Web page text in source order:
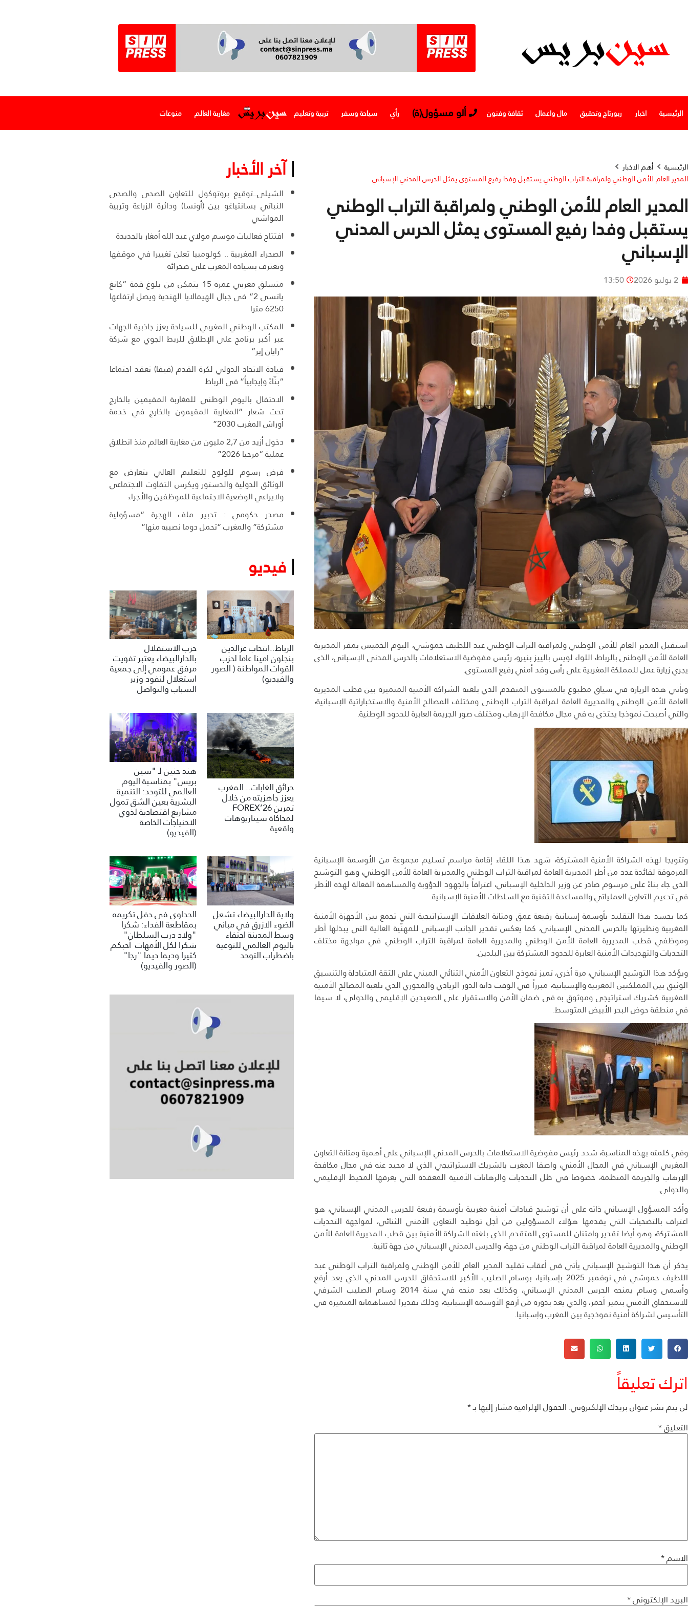
الرئيسية اخبار ربورتاج وتحقيق مال واعمال ثقافة وفنون ألو مسؤول(ة) رأي سياحة وسفر تربية وتعليم مغاربة العالم منوعات
الرئيسية
أهم الاخبار
المدير العام للأمن الوطني ولمراقبة التراب الوطني يستقبل وفدا رفيع المستوى يمثل الحرس المدني الإسباني
المدير العام للأمن الوطني ولمراقبة التراب الوطني
يستقبل وفدا رفيع المستوى يمثل الحرس المدني
الإسباني
2 يوليو 2026 13:50
استقبل المدير العام للأمن الوطني ولمراقبة التراب الوطني عبد اللطيف حموشي، اليوم الخميس بمقر المديرية
العامة للأمن الوطني بالرباط، اللواء لويس بالييز بنيرو، رئيس مفوضية الاستعلامات بالحرس المدني الإسباني، الذي
يجري زيارة عمل للمملكة المغربية على رأس وفد أمني رفيع المستوى.
وتأتي هذه الزيارة في سياق مطبوع بالمستوى المتقدم الذي بلغته الشراكة الأمنية المتميزة بين قطب المديرية
العامة للأمن الوطني والمديرية العامة لمراقبة التراب الوطني ومختلف المصالح الأمنية والاستخباراتية الإسبانية،
والتي أصبحت نموذجا يحتذى به في مجال مكافحة الإرهاب ومختلف صور الجريمة العابرة للحدود الوطنية.
وتتويجا لهذه الشراكة الأمنية المشتركة، شهد هذا اللقاء إقامة مراسم تسليم مجموعة من الأوسمة الإسبانية
المرموقة لفائدة عدد من أطر المديرية العامة لمراقبة التراب الوطني والمديرية العامة للأمن الوطني، وهو التوشيح
الذي جاء بناءً على مرسوم صادر عن وزير الداخلية الإسباني، اعترافاً بالجهود الدؤوبة والمساهمة الفعالة لهذه الأطر
في تدعيم التعاون العملياتي والمساعدة التقنية مع السلطات الأمنية الإسبانية.
كما يجسد هذا التقليد بأوسمة إسبانية رفيعة عمق ومتانة العلاقات الإستراتيجية التي تجمع بين الأجهزة الأمنية
المغربية ونظيرتها بالحرس المدني الإسباني، كما يعكس تقدير الجانب الإسباني للمهنّية العالية التي يبذلها أطر
وموظفي قطب المديرية العامة للأمن الوطني والمديرية العامة لمراقبة التراب الوطني في مواجهة مختلف
التحديات والتهديدات الأمنية العابرة للحدود المشتركة بين البلدين.
ويؤكد هذا التوشيح الإسباني، مرة أخرى، تميز نموذج التعاون الأمني الثنائي المبني على الثقة المتبادلة والتنسيق
الوثيق بين المملكتين المغربية والإسبانية، مبرزاً في الوقت ذاته الدور الريادي والمحوري الذي تلعبه المصالح الأمنية
المغربية كشريك استراتيجي وموثوق به في ضمان الأمن والاستقرار على الصعيدين الإقليمي والدولي، لا سيما
في منطقة حوض البحر الأبيض المتوسط.
وفي كلمته بهذه المناسبة، شدد رئيس مفوضية الاستعلامات بالحرس المدني الإسباني على أهمية ومتانة التعاون
المغربي الإسباني في المجال الأمني، واصفا المغرب بالشريك الاستراتيجي الذي لا محيد عنه في مجال مكافحة
الإرهاب والجريمة المنظمة، خصوصا في ظل التحديات والرهانات الأمنية المعقدة التي يعرفها المحيط الإقليمي
والدولي.
وأكد المسؤول الإسباني ذاته على أن توشيح قيادات أمنية مغربية بأوسمة رفيعة للحرس المدني الإسباني، هو
اعتراف بالتضحيات التي يقدمها هؤلاء المسؤولين من أجل توطيد التعاون الأمني الثنائي، لمواجهة التحديات
المشتركة، وهو أيضا تقدير وامتنان للمستوى المتقدم الذي بلغته الشراكة الأمنية بين قطب المديرية العامة للأمن
الوطني والمديرية العامة لمراقبة التراب الوطني من جهة، والحرس المدني الإسباني من جهة ثانية.
يذكر أن هذا التوشيح الإسباني يأتي في أعقاب تقليد المدير العام للأمن الوطني ولمراقبة التراب الوطني عبد
اللطيف حموشي في نوفمبر 2025 بإسبانيا، بوسام الصليب الأكبر للاستحقاق للحرس المدني، الذي يعد أرفع
وأسمى وسام يمنحه الحرس المدني الإسباني، وكذلك بعد منحه في سنة 2014 وسام الصليب الشرفي
للاستحقاق الأمني بتميز أحمر، والذي يعد بدوره من أرفع الأوسمة الإسبانية، وذلك تقديرا لمساهماته المتميزة في
التأسيس لشراكة أمنية نموذجية بين المغرب وإسبانيا.
اترك تعليقاً
لن يتم نشر عنوان بريدك الإلكتروني.الحقول الإلزامية مشار إليها بـ*
التعليق*
الاسم*
البريد الإلكتروني*
آخر الأخبار
الشيلي..توقيع بروتوكول للتعاون الصحي والصحي
النباتي بسانتياغو بين (أونسا) ودائرة الزراعة وتربية
المواشي
افتتاح فعاليات موسم مولاي عبد الله أمغار بالجديدة
الصحراء المغربية .. كولومبيا تعلن تغييرا في موقفها
وتعترف بسيادة المغرب على صحرائه
متسلق مغربي عمره 15 يتمكن من بلوغ قمة “كانغ
ياتسي 2” في جبال الهيمالايا الهندية ويصل ارتفاعها
6250 مترا
المكتب الوطني المغربي للسياحة يعزز جاذبية الجهات
عبر أكبر برنامج على الإطلاق للربط الجوي مع شركة
“رايان إير”
قيادة الاتحاد الدولي لكرة القدم (فيفا) تعقد اجتماعا
“بنّاءً وإيجابياً” في الرباط
الاحتفال باليوم الوطني للمغاربة المقيمين بالخارج
تحت شعار “المغاربة المقيمون بالخارج في خدمة
أوراش المغرب 2030”
دخول أزيد من 2,7 مليون من مغاربة العالم منذ انطلاق
عملية “مرحبا 2026”
فرض رسوم للولوج للتعليم العالي يتعارض مع
الوثائق الدولية والدستور ويكرس التفاوت الاجتماعي
ولايراعي الوضعية الاجتماعية للموظفين والأجراء
مصدر حكومي : تدبير ملف الهجرة “مسؤولية
مشتركة” والمغرب “تحمل دوما نصيبه منها”
فيديو
الرباط..انتخاب عزالدين
بنجلون امينا عاما لحزب
القوات المواطنة ( الصور
والفيديو)
حزب الاستقلال
بالدارالبيضاء يعتبر تفويت
مرفق عمومي إلى جمعية
استغلال لنفود وزير
الشباب والتواصل
حرائق الغابات.. المغرب
يعزز جاهزيته من خلال
تمرين FOREX’26
لمحاكاة سيناريوهات
واقعية
هند حنين لـ "سين
بريس" بمناسبة اليوم
العالمي للتوحد: التنمية
البشرية بعين الشق تمول
مشاريع اقتصادية لذوي
الاحنياجات الخاصة
(الفيديو)
ولاية الدارالبيضاء تشعل
الضوء الازرق في مباني
وسط المدينة احتفاء
باليوم العالمي للتوعية
باضطراب التوحد
الحداوي في حفل تكريمه
بمقاطعة الفداء: شكرا
"ولاد درب السلطان"
شكرا لكل الأمهات أحبكم
كثيرا وديما ديما "رجا"
(الصور والفيديو)